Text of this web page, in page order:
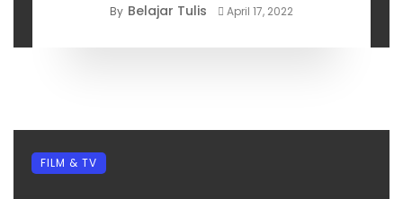
By Belajar Tulis April 17, 2022
FILM & TV